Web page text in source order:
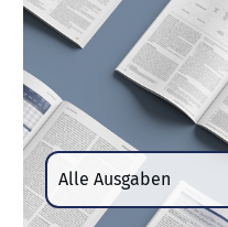
Alle Ausgaben